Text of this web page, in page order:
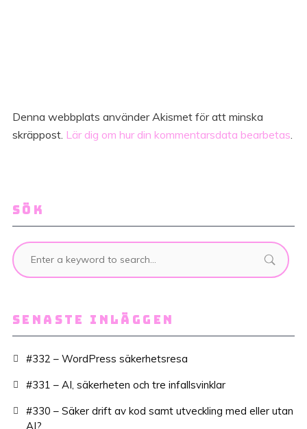
Denna webbplats använder Akismet för att minska
skräppost. Lär dig om hur din kommentarsdata bearbetas.
SÖK
SENASTE INLÄGGEN
#332 – WordPress säkerhetsresa
#331 – AI, säkerheten och tre infallsvinklar
#330 – Säker drift av kod samt utveckling med eller utan
AI?